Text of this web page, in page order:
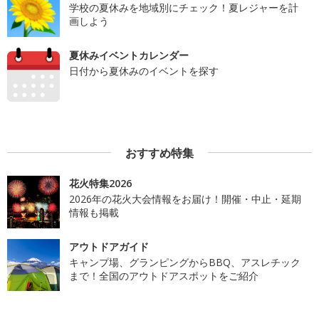
学校の夏休みを地域別にチェック！夏レジャーを計
画しよう
夏休みイベントカレンダー
日付から夏休みのイベントを探す
おすすめ特集
花火特集2026
2026年の花火大会情報をお届け！開催・中止・延期
情報も掲載
アウトドアガイド
キャンプ場、グランピングからBBQ、アスレチック
まで！全国のアウトドアスポットをご紹介